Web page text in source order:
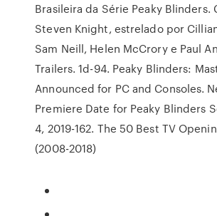
Brasileira da Série Peaky Blinders.
Steven Knight, estrelado por
Sam Neill, Helen McCrory e Paul
Trailers. 1d-94. Peaky Blinders:
Announced for PC and Consoles.
Premiere Date for Peaky Blinders
4, 2019-162. The 50 Best TV
(2008-2018)